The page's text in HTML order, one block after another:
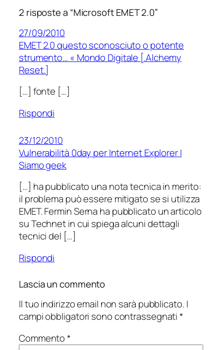
2 risposte a “Microsoft EMET 2.0”
27/09/2010
EMET 2.0 questo sconosciuto o potente
strumento… « Mondo Digitale [.Alchemy
Reset.]
[…] fonte […]
Rispondi
23/12/2010
Vulnerabilità 0day per Internet Explorer |
Siamo geek
[…] ha pubblicato una nota tecnica in merito:
il problema può essere mitigato se si utilizza
EMET. Fermin Serna ha pubblicato un articolo
su Technet in cui spiega alcuni dettagli
tecnici del […]
Rispondi
Lascia un commento
Il tuo indirizzo email non sarà pubblicato. I
campi obbligatori sono contrassegnati*
Commento*